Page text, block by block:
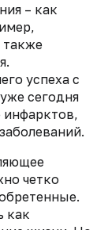
– как
также
успеха с
сегодня
инфарктов,
четко
как